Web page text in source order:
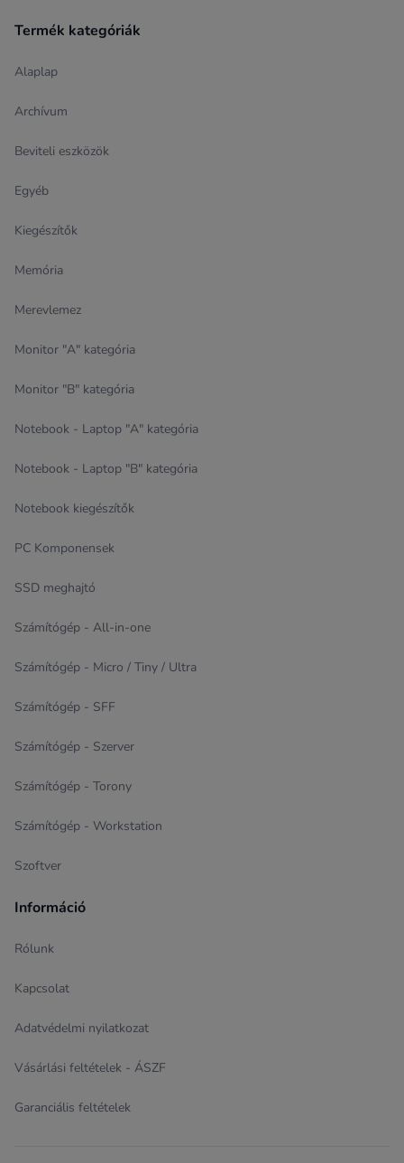
Termék kategóriák
Alaplap
Archívum
Beviteli eszközök
Egyéb
Kiegészítők
Memória
Merevlemez
Monitor "A" kategória
Monitor "B" kategória
Notebook - Laptop "A" kategória
Notebook - Laptop "B" kategória
Notebook kiegészítők
PC Komponensek
SSD meghajtó
Számítógép - All-in-one
Számítógép - Micro / Tiny / Ultra
Számítógép - SFF
Számítógép - Szerver
Számítógép - Torony
Számítógép - Workstation
Szoftver
Információ
Rólunk
Kapcsolat
Adatvédelmi nyilatkozat
Vásárlási feltételek - ÁSZF
Garanciális feltételek